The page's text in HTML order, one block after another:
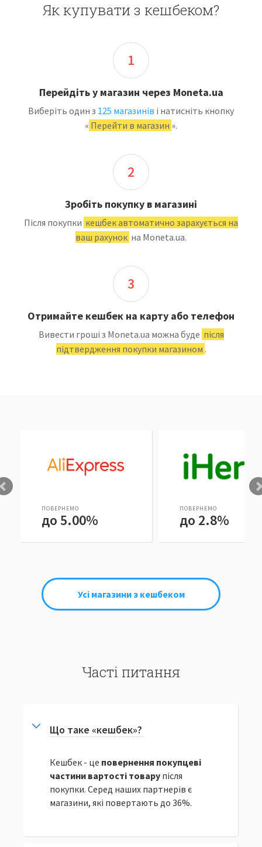
Як купувати з кешбеком?
1
Перейдіть у магазин через Moneta.ua
Виберіть один з 125 магазинів і натисніть кнопку
« Перейти в магазин ».
2
Зробіть покупку в магазині
Після покупки кешбек автоматично зарахується на
ваш рахунок на Moneta.ua.
3
Отримайте кешбек на карту або телефон
Вивести гроші з Moneta.ua можна буде після
підтвердження покупки магазином .
ПОВЕРНЕМО
до 5.00%
ПОВЕРНЕМО
до 2.8%
Усі магазини з кешбеком
Часті питання
Що таке «кешбек»?
Кешбек - це повернення покупцеві
частини вартості товару після
покупки. Серед наших партнерів є
магазини, які повертають до 36%.